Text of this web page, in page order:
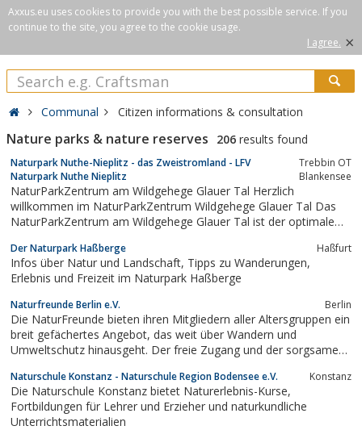
Axxus.eu uses cookies to provide you with the best possible service. If you
continue to the site, you agree to the cookie usage.
I agree. ×
Communal Citizen informations & consultation
Nature parks & nature reserves 206 results found
Naturpark Nuthe-Nieplitz - das Zweistromland - LFV
Naturpark Nuthe Nieplitz
Trebbin OT
Blankensee
NaturParkZentrum am Wildgehege Glauer Tal Herzlich
willkommen im NaturParkZentrum Wildgehege Glauer Tal Das
NaturParkZentrum am Wildgehege Glauer Tal ist der optimale
Der Naturpark Haßberge Haßfurt
Infos über Natur und Landschaft, Tipps zu Wanderungen,
Erlebnis und Freizeit im Naturpark Haßberge
Naturfreunde Berlin e.V. Berlin
Die NaturFreunde bieten ihren Mitgliedern aller Altersgruppen ein
breit gefächertes Angebot, das weit über Wandern und
Umweltschutz hinausgeht. Der freie Zugang und der sorgsame
Aktivitäten: Wintersport, Bergsteigen, Wassersport, Radfahren,
Nordic Walking. Wichtige...
Naturschule Konstanz - Naturschule Region Bodensee e.V. Konstanz
Die Naturschule Konstanz bietet Naturerlebnis-Kurse,
Fortbildungen für Lehrer und Erzieher und naturkundliche
Unterrichtsmaterialien